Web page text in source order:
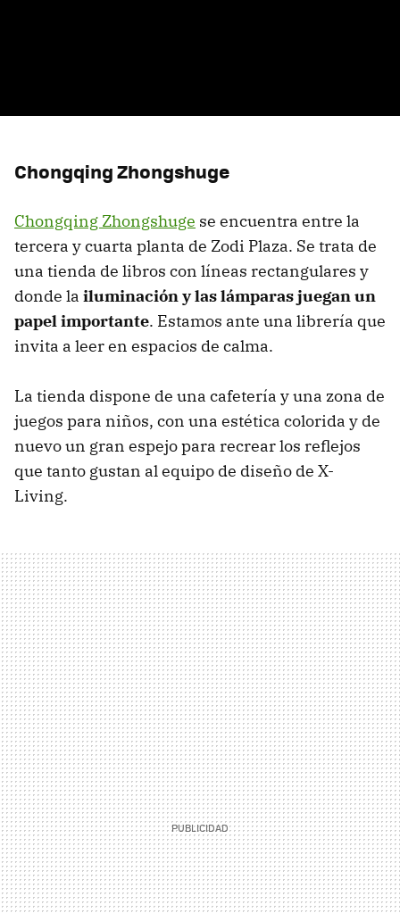
Chongqing Zhongshuge
Chongqing Zhongshuge se encuentra entre la
tercera y cuarta planta de Zodi Plaza. Se trata de
una tienda de libros con líneas rectangulares y
donde la iluminación y las lámparas juegan un
papel importante. Estamos ante una librería que
invita a leer en espacios de calma.
La tienda dispone de una cafetería y una zona de
juegos para niños, con una estética colorida y de
nuevo un gran espejo para recrear los reflejos
que tanto gustan al equipo de diseño de X-
Living.